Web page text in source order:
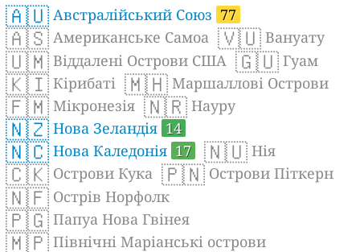
🇦🇺 Австралійський Союз 77
🇦🇸 Американське Самоа 🇻🇺 Вануату
🇺🇲 Віддалені Острови США 🇬🇺 Гуам
🇰🇮 Кірибаті 🇲🇭 Маршаллові Острови
🇫🇲 Мікронезія 🇳🇷 Науру
🇳🇿 Нова Зеландія 14
🇳🇨 Нова Каледонія 17 🇳🇺 Нія
🇨🇰 Острови Кука 🇵🇳 Острови Піткерн
🇳🇫 Острів Норфолк
🇵🇬 Папуа Нова Гвінея
🇲🇵 Північні Маріанські острови